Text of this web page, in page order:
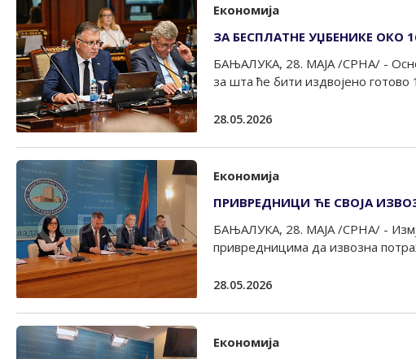
Економија
ЗА БЕСПЛАТНЕ УЏБЕНИКЕ ОКО
БАЊАЛУКА, 28. МАЈА /СРНА/ -
за шта ће бити издвојено готово
28.05.2026
Економија
ПРИВРЕДНИЦИ ЋЕ СВОЈА
БАЊАЛУКА, 28. МАЈА /СРНА/ -
привредницима да извозна
28.05.2026
Економија